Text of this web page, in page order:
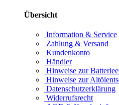
Übersicht
Information & Service
Zahlung & Versand
Kundenkonto
Händler
Hinweise zur
Hinweise zur
Datenschutzerklärung
Widerrufsrecht